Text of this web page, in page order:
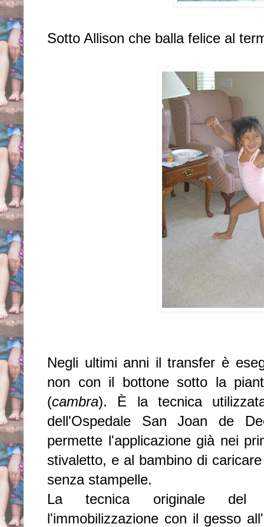
Sotto Allison che balla felice al
Negli ultimi anni il transfer è
non con il bottone sotto la
(cambra). È la tecnica
dell'Ospedale San Joan de
permette l'applicazione già nei
stivaletto, e al bambino di
senza stampelle.
La tecnica originale del
l'immobilizzazione con il gesso